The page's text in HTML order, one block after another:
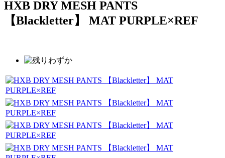
HXB DRY MESH PANTS
【Blackletter】 MAT PURPLE×REF